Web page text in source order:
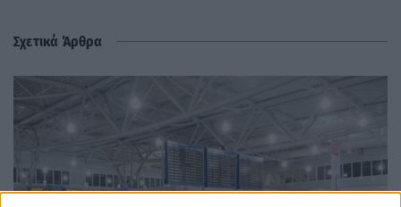
Σχετικά Άρθρα